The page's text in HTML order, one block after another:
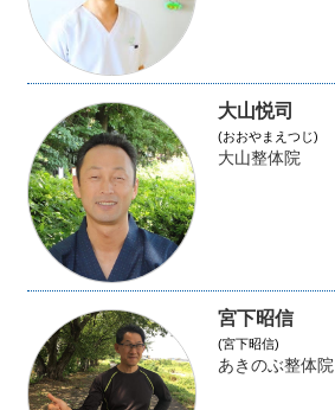
大山悦司
(おおやまえつじ)
大山整体院
宮下昭信
(宮下昭信)
あきのぶ整体院